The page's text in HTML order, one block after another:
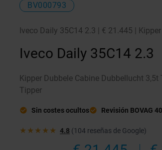
BV000793
Iveco Daily 35C14 2.3 | € 21.445 |
Iveco Daily 35C14 2.3
Kipper Dubbele Cabine Dubbellucht
Tipper
Sin costes ocultos Revisión BOVAG
★★★★★ 4.8 (104 reseñas de Google)